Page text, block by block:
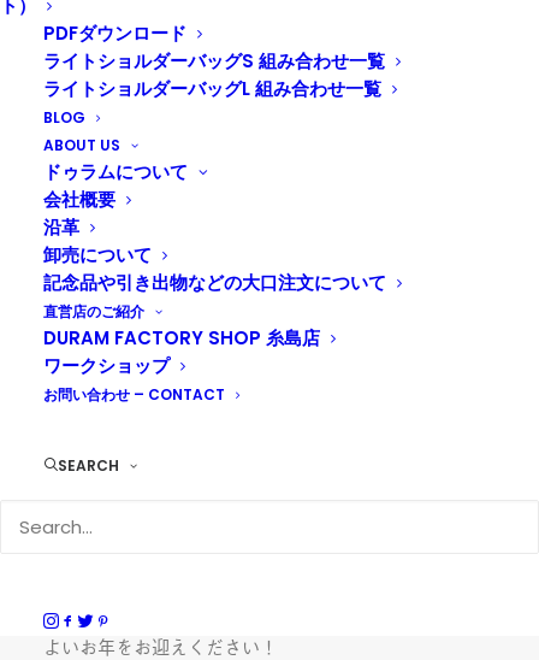
ト）
PDFダウンロード
ライトショルダーバッグS 組み合わせ一覧
ライトショルダーバッグL 組み合わせ一覧
BLOG
ABOUT US
ドゥラムについて
会社概要
沿革
卸売について
記念品や引き出物などの大口注文について
直営店のご紹介
DURAM FACTORY SHOP 糸島店
ワークショップ
お問い合わせ – CONTACT
SEARCH
し上げます
年末年始は下記の通りお休みを頂戴します
DURAM木の葉モール店は年中無休です
新春お年玉クジは、元旦より3日間開催いたします！
DURAM糸島店
年内最終営業日：12月29日
12月30日から1月3日までお休みをいただきます
初売り：1月4日より3日間、新春お年玉クジを開催しま
す！
工房とオンラインショップ
※オンラインショップのご注文はいつでも可能です
順次対応させていただきます
いました
よいお年をお迎えください！